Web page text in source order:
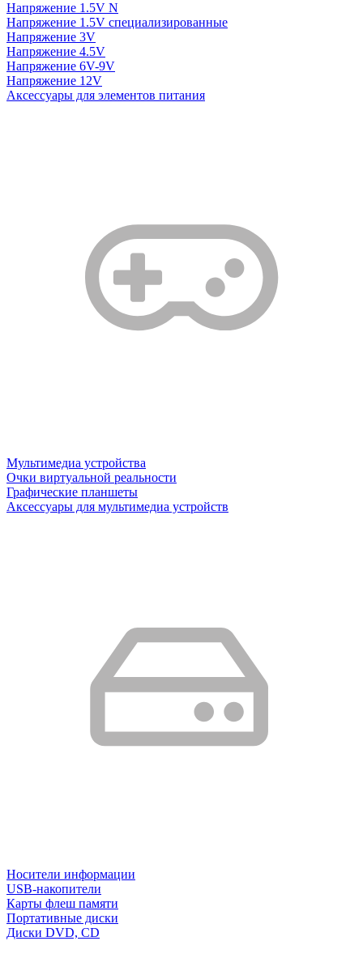
Напряжение 1.5V N
Напряжение 1.5V специализированные
Напряжение 3V
Напряжение 4.5V
Напряжение 6V-9V
Напряжение 12V
Аксессуары для элементов питания
Мультимедиа устройства
Очки виртуальной реальности
Графические планшеты
Аксессуары для мультимедиа устройств
Носители информации
USB-накопители
Карты флеш памяти
Портативные диски
Диски DVD, CD